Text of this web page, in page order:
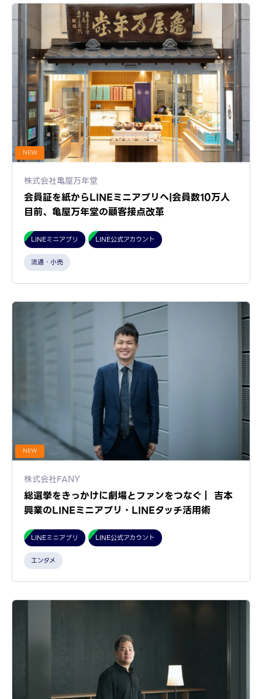
NEW
株式会社亀屋万年堂
会員証を紙からLINEミニアプリへ|会員数10万人
目前、亀屋万年堂の顧客接点改革
LINEミニアプリ LINE公式アカウント
流通・小売
NEW
株式会社FANY
総選挙をきっかけに劇場とファンをつなぐ｜ 吉本
興業のLINEミニアプリ・LINEタッチ活用術
LINEミニアプリ LINE公式アカウント
エンタメ